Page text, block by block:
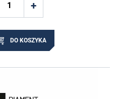
DO KOSZYKA